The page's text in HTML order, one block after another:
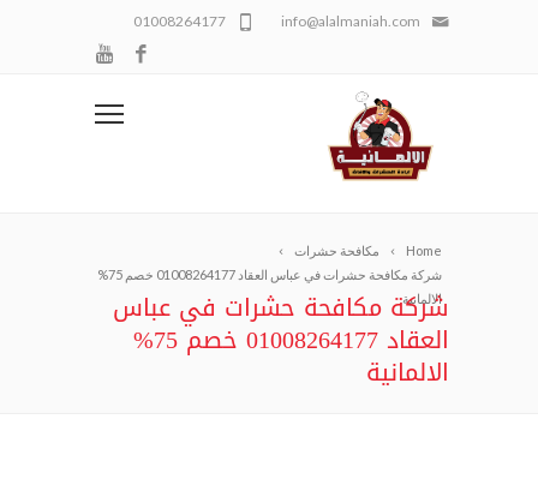
info@alalmaniah.com
01008264177
Home
مكافحة حشرات
شركة مكافحة حشرات في عباس العقاد 01008264177 خصم 75%
الالمانية
شركة مكافحة حشرات في عباس
العقاد 01008264177 خصم 75%
الالمانية